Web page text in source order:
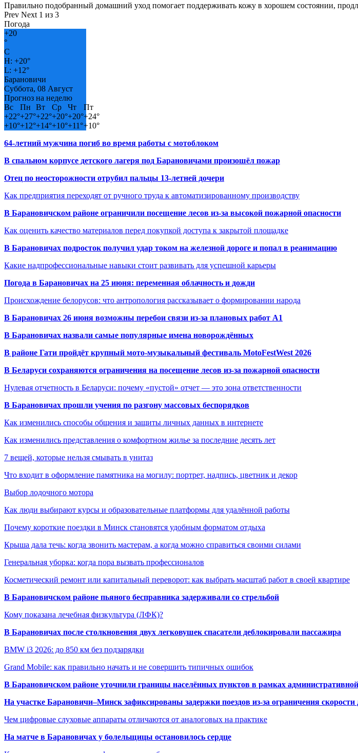
Правильно подобранный домашний уход помогает поддерживать кожу в хорошем состоянии,
Prev Next 1 из 3
Погода
+20
°
C
H: +20°
L: +12°
Барановичи
Суббота, 08 Август
Прогноз на неделю
Вс
Пн Вт Ср Чт
Пт
+22°+27°+22°+20°+20°+24°
+10°+12°+14°+10°+11°+10°
64-летний мужчина погиб во время работы с мотоблоком
В спальном корпусе детского лагеря под Барановичами произошёл пожар
Отец по неосторожности отрубил пальцы 13-летней дочери
Как предприятия переходят от ручного труда к автоматизированному производству
В Барановичском районе ограничили посещение лесов из-за высокой пожарной опасности
Как оценить качество материалов перед покупкой доступа к закрытой площадке
В Барановичах подросток получил удар током на железной дороге и попал в реанимацию
Какие надпрофессиональные навыки стоит развивать для успешной карьеры
Погода в Барановичах на 25 июня: переменная облачность и дожди
Происхождение белорусов: что антропология рассказывает о формировании народа
В Барановичах 26 июня возможны перебои связи из-за плановых работ A1
В Барановичах назвали самые популярные имена новорождённых
В районе Гати пройдёт крупный мото-музыкальный фестиваль MotoFestWest 2026
В Беларуси сохраняются ограничения на посещение лесов из-за пожарной опасности
Нулевая отчетность в Беларуси: почему «пустой» отчет — это зона ответственности
В Барановичах прошли учения по разгону массовых беспорядков
Как изменились способы общения и защиты личных данных в интернете
Как изменились представления о комфортном жилье за последние десять лет
7 вещей, которые нельзя смывать в унитаз
Что входит в оформление памятника на могилу: портрет, надпись, цветник и декор
Выбор лодочного мотора
Как люди выбирают курсы и образовательные платформы для удалённой работы
Почему короткие поездки в Минск становятся удобным форматом отдыха
Крыша дала течь: когда звонить мастерам, а когда можно справиться своими силами
Генеральная уборка: когда пора вызвать профессионалов
Косметический ремонт или капитальный переворот: как выбрать масштаб работ в своей квартире
В Барановичском районе пьяного бесправника задерживали со стрельбой
Кому показана лечебная физкультура (ЛФК)?
В Барановичах после столкновения двух легковушек спасатели деблокировали пассажира
BMW i3 2026: до 850 км без подзарядки
Grand Mobile: как правильно начать и не совершить типичных ошибок
В Барановичском районе уточнили границы населённых пунктов в рамках
На участке Барановичи–Минск зафиксированы задержки поездов из-за ограничения
Чем цифровые слуховые аппараты отличаются от аналоговых на практике
На матче в Барановичах у болельщицы остановилось сердце